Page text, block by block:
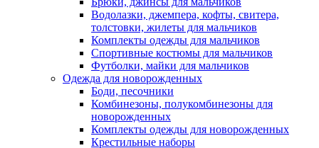
Водолазки, джемпера, кофты, свитера,
толстовки, жилеты для мальчиков
Комплекты одежды для мальчиков
Спортивные костюмы для мальчиков
Футболки, майки для мальчиков
Одежда для новорожденных
Боди, песочники
Комбинезоны, полукомбинезоны для
новорожденных
Комплекты одежды для новорожденных
Крестильные наборы